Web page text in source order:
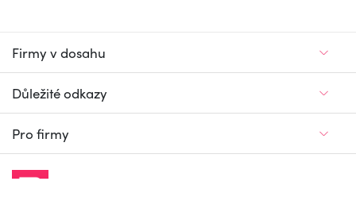
Firmy v dosahu
Důležité odkazy
Pro firmy